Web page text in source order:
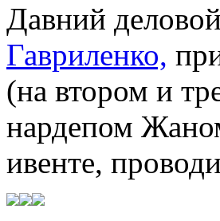
Давний
Гавриленко,
(на втором и
нардепом
ивенте,